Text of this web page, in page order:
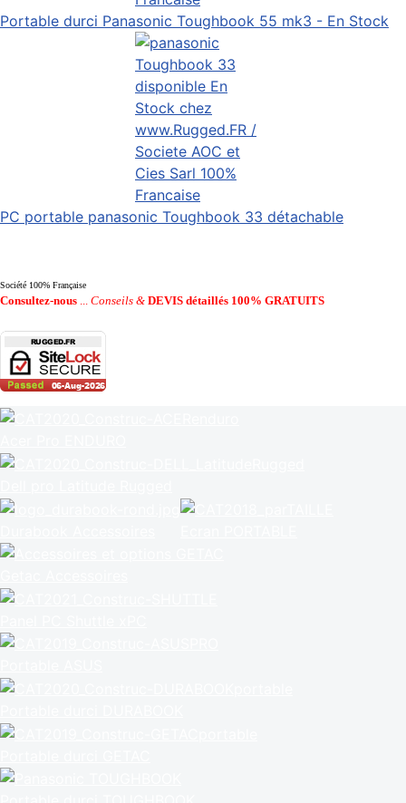
Portable durci Panasonic Toughbook 55 mk3 - En Stock
PC portable panasonic Toughbook 33 détachable
Société 100% Française
Consultez-nous Conseils & DEVIS détaillés 100% GRATUITS